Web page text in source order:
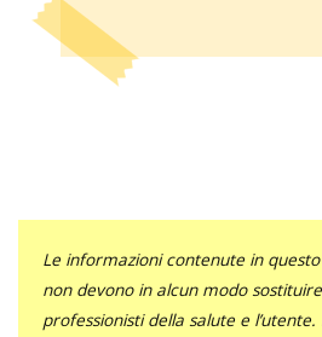
Le informazioni contenute in
non devono in alcun modo
professionisti della salute e